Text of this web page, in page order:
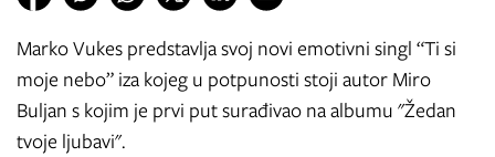
Marko Vukes predstavlja svoj novi emotivni singl “Ti si
moje nebo” iza kojeg u potpunosti stoji autor Miro
Buljan s kojim je prvi put surađivao na albumu "Žedan
tvoje ljubavi".